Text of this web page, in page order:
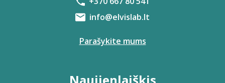
info@elvislab.lt
Parašykite mums